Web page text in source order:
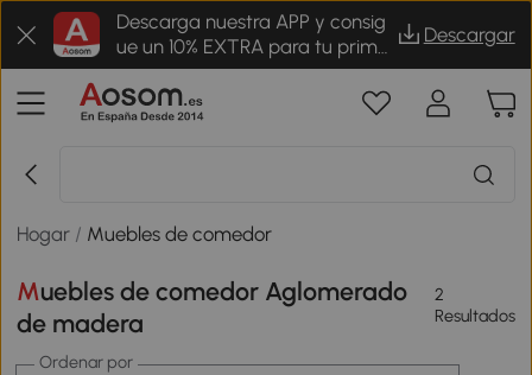
Descarga nuestra APP y consig
ue un 10% EXTRA para tu prime
r pedido
Descargar
Hogar / Muebles de comedor
Muebles de comedor Aglomerado
de madera
2
Resultados
Ordenar por